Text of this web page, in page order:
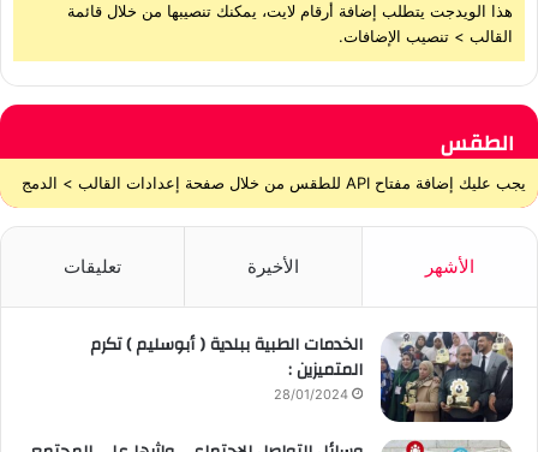
هذا الويدجت يتطلب إضافة أرقام لايت، يمكنك تنصيبها من خلال قائمة
القالب > تنصيب الإضافات.
الطقس
يجب عليك إضافة مفتاح API للطقس من خلال صفحة إعدادات القالب > الدمج
الأشهر الأخيرة تعليقات
الخدمات الطبية ببلدية ( أبوسليم ) تكرم
المتميزين :
28/01/2024